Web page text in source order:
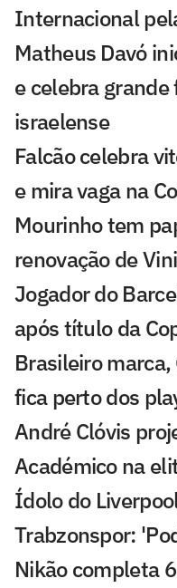
Internacional
Matheus Davó
e celebra
israelense
Falcão celebra
e mira vaga na
Mourinho tem
renovação de
Jogador do
após título da
Brasileiro
fica perto dos
André Clóvis
Académico na
Ídolo do
Trabzonspor:
Nikão completa